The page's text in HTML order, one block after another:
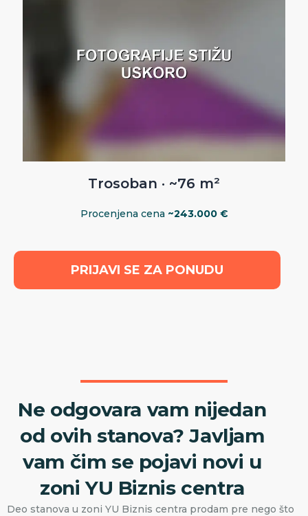
Trosoban · ~76 m²
Procenjena cena ~243.000 €
PRIJAVI SE ZA PONUDU
Ne odgovara vam nijedan
od ovih stanova? Javljam
vam čim se pojavi novi u
zoni YU Biznis centra
Deo stanova u zoni YU Biznis centra prodam pre nego što